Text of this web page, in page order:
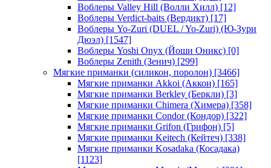
Воблеры Valley Hill (Волли Хилл) [12]
Воблеры Verdict-baits (Вердикт) [17]
Воблеры Yo-Zuri (DUEL / Yo-Zuri) (Ю-Зури
Дюэл) [1547]
Воблеры Yoshi Onyx (Йоши Оникс) [0]
Воблеры Zenith (Зенич) [299]
Мягкие приманки (силикон, поролон) [3466]
Мягкие приманки Akkoi (Аккои) [165]
Мягкие приманки Berkley (Беркли) [3]
Мягкие приманки Chimera (Химера) [358]
Мягкие приманки Condor (Кондор) [322]
Мягкие приманки Grifon (Грифон) [5]
Мягкие приманки Keitech (Кейтеч) [338]
Мягкие приманки Kosadaka (Косадака)
[1123]